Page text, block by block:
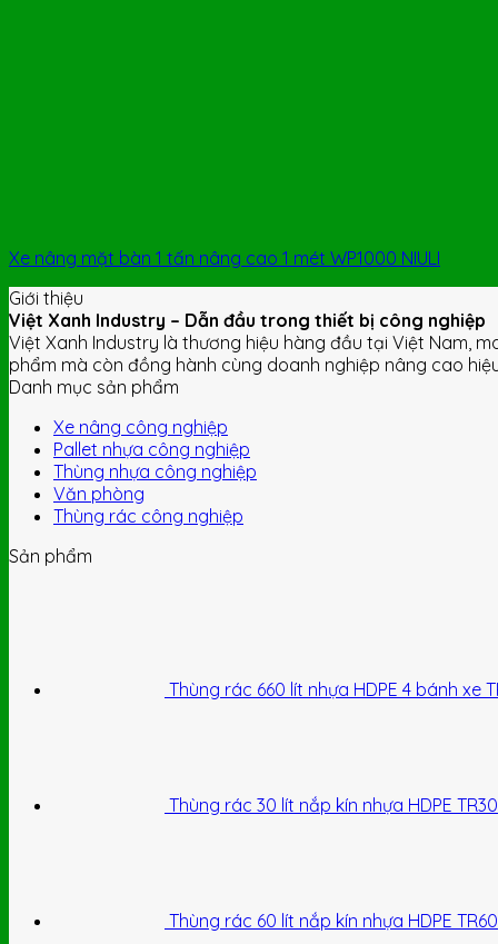
Xe nâng mặt bàn 1 tấn nâng cao 1 mét WP1000 NIULI
Giới thiệu
Việt Xanh Industry – Dẫn đầu trong thiết bị công nghiệp
Việt Xanh Industry là thương hiệu hàng đầu tại Việt Nam,
phẩm mà còn đồng hành cùng doanh nghiệp nâng cao
Danh mục sản phẩm
Xe nâng công nghiệp
Pallet nhựa công nghiệp
Thùng nhựa công nghiệp
Văn phòng
Thùng rác công nghiệp
Sản phẩm
Thùng rác 660 lít nhựa HDPE 4 bánh xe
Thùng rác 30 lít nắp kín nhựa HDPE TR30
Thùng rác 60 lít nắp kín nhựa HDPE TR60